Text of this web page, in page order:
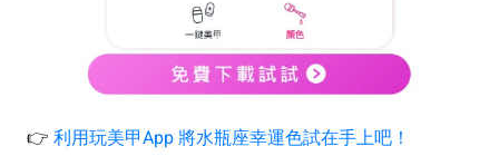
👉 利用玩美甲App 將水瓶座幸運色試在手上吧！